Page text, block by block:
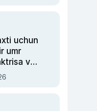
uchun
umr
va